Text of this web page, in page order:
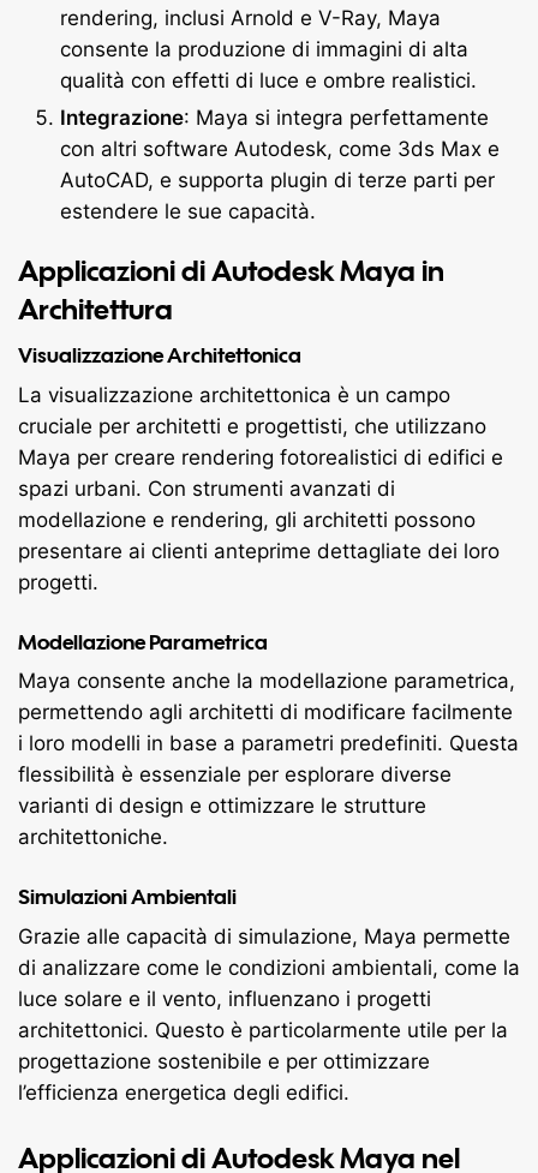
rendering, inclusi Arnold e V-Ray, Maya
consente la produzione di immagini di alta
qualità con effetti di luce e ombre realistici.
Integrazione: Maya si integra perfettamente
con altri software Autodesk, come 3ds Max e
AutoCAD, e supporta plugin di terze parti per
estendere le sue capacità.
Applicazioni di Autodesk Maya in
Architettura
Visualizzazione Architettonica
La visualizzazione architettonica è un campo
cruciale per architetti e progettisti, che utilizzano
Maya per creare rendering fotorealistici di edifici e
spazi urbani. Con strumenti avanzati di
modellazione e rendering, gli architetti possono
presentare ai clienti anteprime dettagliate dei loro
progetti.
Modellazione Parametrica
Maya consente anche la modellazione parametrica,
permettendo agli architetti di modificare facilmente
i loro modelli in base a parametri predefiniti. Questa
flessibilità è essenziale per esplorare diverse
varianti di design e ottimizzare le strutture
architettoniche.
Simulazioni Ambientali
Grazie alle capacità di simulazione, Maya permette
di analizzare come le condizioni ambientali, come la
luce solare e il vento, influenzano i progetti
architettonici. Questo è particolarmente utile per la
progettazione sostenibile e per ottimizzare
l’efficienza energetica degli edifici.
Applicazioni di Autodesk Maya nel